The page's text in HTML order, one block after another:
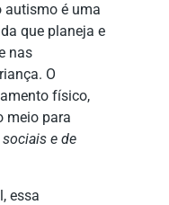
autismo é uma
que planeja e
nas
O
físico,
meio para
e de
essa